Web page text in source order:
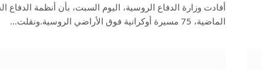
أفادت وزارة الدفاع الروسية، اليوم السبت، بأن أنظمة الدفاع
الماضية، 75 مسيرة أوكرانية فوق الأراضي الروسية.ونقلت…